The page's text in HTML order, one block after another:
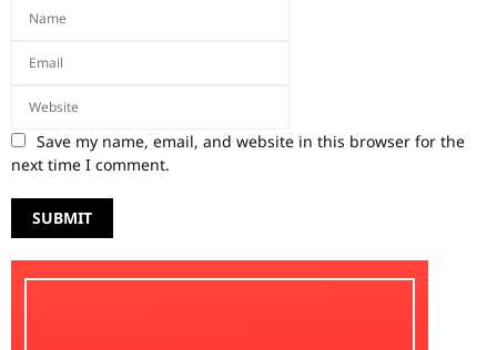
Save my name, email, and website in this browser for the
next time I comment.